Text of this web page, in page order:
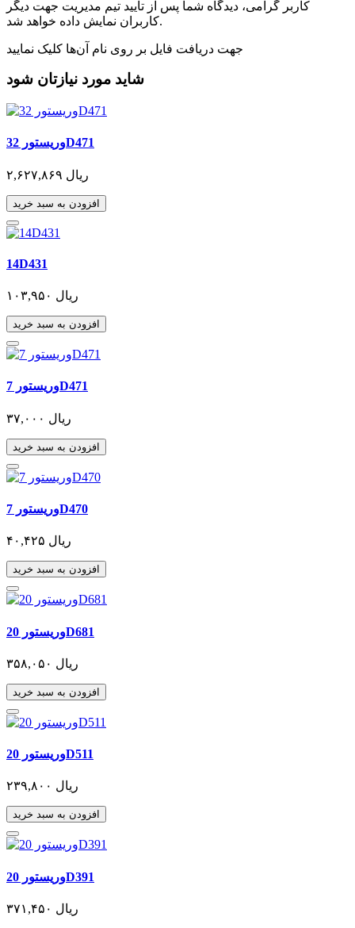
کاربر گرامی، دیدگاه شما پس از تایید تیم مدیریت جهت دیگر
کاربران نمایش داده خواهد شد.
جهت دریافت فایل بر روی نام آن‌ها کلیک نمایید
شاید مورد نیازتان شود
وریستور 32D471
۲,۶۲۷,۸۶۹ ریال
افزودن به سبد خرید
14D431
۱۰۳,۹۵۰ ریال
افزودن به سبد خرید
وریستور 7D471
۳۷,۰۰۰ ریال
افزودن به سبد خرید
وریستور 7D470
۴۰,۴۲۵ ریال
افزودن به سبد خرید
وریستور 20D681
۳۵۸,۰۵۰ ریال
افزودن به سبد خرید
وریستور 20D511
۲۳۹,۸۰۰ ریال
افزودن به سبد خرید
وریستور 20D391
۳۷۱,۴۵۰ ریال